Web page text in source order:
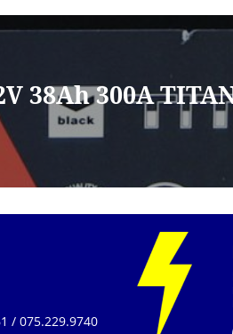
38Ah 300A
/ 075.229.9740